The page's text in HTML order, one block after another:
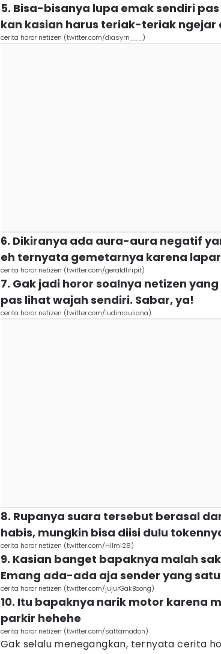
5. Bisa-bisanya lupa emak sendiri
kan kasian harus teriak-teriak ngejar
cerita horor netizen (twitter.com/diasyrn___)
6. Dikiranya ada aura-aura negatif
eh ternyata gemetarnya karena
cerita horor netizen (twitter.com/geraldlifipit)
7. Gak jadi horor soalnya netizen
pas lihat wajah sendiri. Sabar, ya!
cerita horor netizen (twitter.com/ludimauliana)
8. Rupanya suara tersebut berasal
habis, mungkin bisa diisi dulu
cerita horor netizen (twitter.com/Hilmi28)
9. Kasian banget bapaknya malah
Emang ada-ada aja sender yang
cerita horor netizen (twitter.com/jujurGakBoong)
10. Itu bapaknya narik motor karena
parkir hehehe
cerita horor netizen (twitter.com/saftamadon)
Gak selalu menegangkan, ternyata cerita